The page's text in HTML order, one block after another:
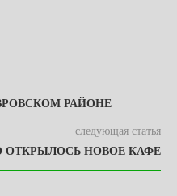
РАЙОНЕ
следующая статья
ОТКРЫЛОСЬ НОВОЕ КАФЕ